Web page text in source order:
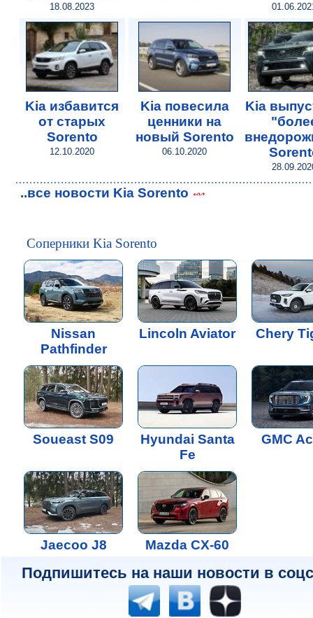
18.08.2023
Kia избавится
от старых
Sorento
12.10.2020
Kia повесила
ценники на
новый Sorento
06.10.2020
Kia
..все новости Kia Sorento
Соперники Kia Sorento
Nissan
Pathfinder
Lincoln Aviator Chery
Soueast S09
Hyundai Santa
Fe
GMC
Jaecoo J8 Mazda CX-60
Подпишитесь на наши новости в